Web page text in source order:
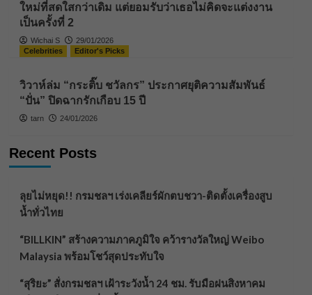
ใหม่ที่สดใสกว่าเดิม แต่ยอมรับว่าเธอไม่คิดจะแต่งงาน
เป็นครั้งที่ 2
Wichai S
29/01/2026
Celebrities
Editor's Picks
วิวาห์ล่ม “กระติ๊บ ชวัลกร” ประกาศยุติความสัมพันธ์
“ปั่น” ปิดฉากรักเกือบ 15 ปี
tarn 24/01/2026
Recent Posts
ลุยไม่หยุด!! กรมชลฯ เร่งเคลียร์ผักตบชวา-ติดตั้งเครื่องสูบ
น้ำทั่วไทย
“BILLKIN” สร้างความภาคภูมิใจ คว้ารางวัลใหญ่ Weibo
Malaysia พร้อมโชว์สุดประทับใจ
“สุริยะ” สั่งกรมชลฯ เฝ้าระวังน้ำ 24 ชม. รับมือฝนสิงหาคม